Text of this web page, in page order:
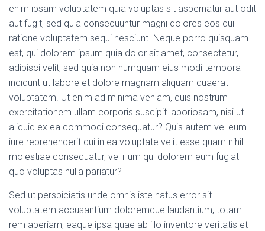
enim ipsam voluptatem quia voluptas sit aspernatur aut odit
aut fugit, sed quia consequuntur magni dolores eos qui
ratione voluptatem sequi nesciunt. Neque porro quisquam
est, qui dolorem ipsum quia dolor sit amet, consectetur,
adipisci velit, sed quia non numquam eius modi tempora
incidunt ut labore et dolore magnam aliquam quaerat
voluptatem. Ut enim ad minima veniam, quis nostrum
exercitationem ullam corporis suscipit laboriosam, nisi ut
aliquid ex ea commodi consequatur? Quis autem vel eum
iure reprehenderit qui in ea voluptate velit esse quam nihil
molestiae consequatur, vel illum qui dolorem eum fugiat
quo voluptas nulla pariatur?
Sed ut perspiciatis unde omnis iste natus error sit
voluptatem accusantium doloremque laudantium, totam
rem aperiam, eaque ipsa quae ab illo inventore veritatis et